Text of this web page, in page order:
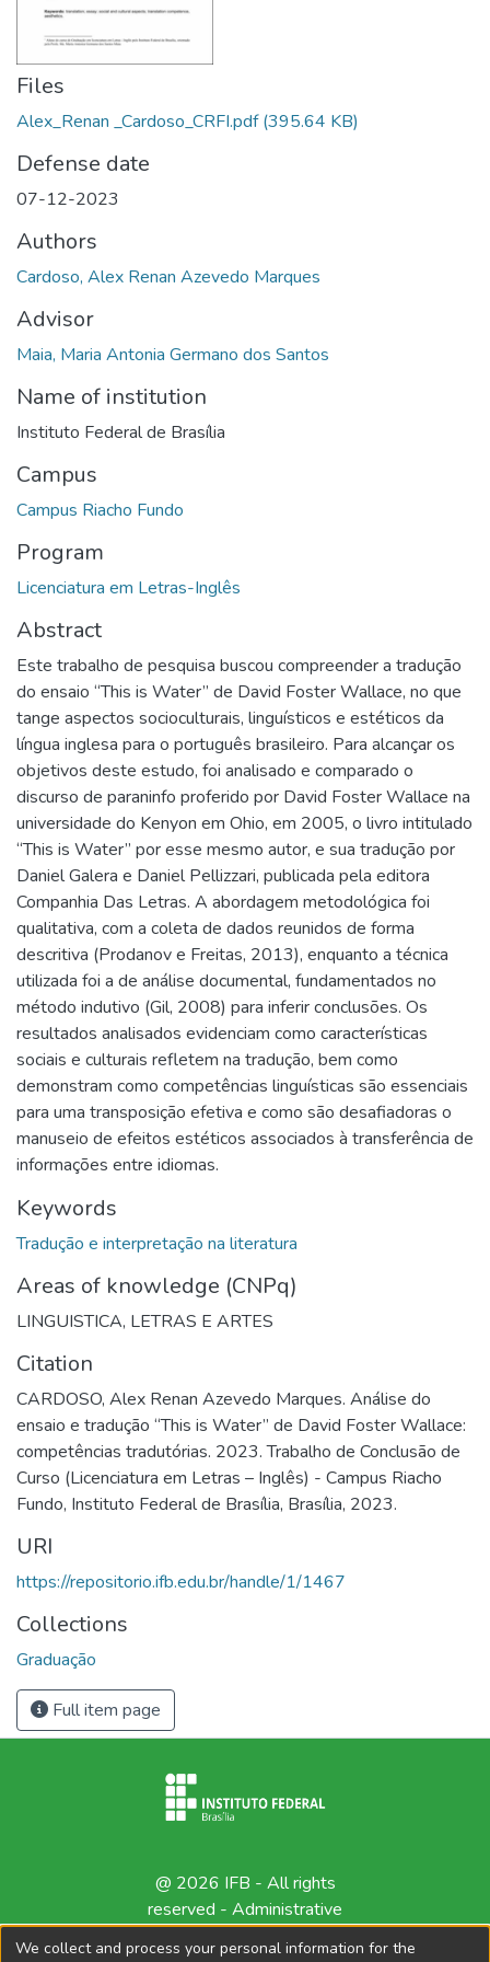
Files
Alex_Renan _Cardoso_CRFI.pdf(395.64 KB)
Defense date
07-12-2023
Authors
Cardoso, Alex Renan Azevedo Marques
Advisor
Maia, Maria Antonia Germano dos Santos
Name of institution
Instituto Federal de Brasília
Campus
Campus Riacho Fundo
Program
Licenciatura em Letras-Inglês
Abstract
Este trabalho de pesquisa buscou compreender a tradução
do ensaio “This is Water” de David Foster Wallace, no que
tange aspectos socioculturais, linguísticos e estéticos da
língua inglesa para o português brasileiro. Para alcançar os
objetivos deste estudo, foi analisado e comparado o
discurso de paraninfo proferido por David Foster Wallace na
universidade do Kenyon em Ohio, em 2005, o livro intitulado
“This is Water” por esse mesmo autor, e sua tradução por
Daniel Galera e Daniel Pellizzari, publicada pela editora
Companhia Das Letras. A abordagem metodológica foi
qualitativa, com a coleta de dados reunidos de forma
descritiva (Prodanov e Freitas, 2013), enquanto a técnica
utilizada foi a de análise documental, fundamentados no
método indutivo (Gil, 2008) para inferir conclusões. Os
resultados analisados evidenciam como características
sociais e culturais refletem na tradução, bem como
demonstram como competências linguísticas são essenciais
para uma transposição efetiva e como são desafiadoras o
manuseio de efeitos estéticos associados à transferência de
informações entre idiomas.
Keywords
Tradução e interpretação na literatura
Areas of knowledge (CNPq)
LINGUISTICA, LETRAS E ARTES
Citation
CARDOSO, Alex Renan Azevedo Marques. Análise do
ensaio e tradução “This is Water” de David Foster Wallace:
competências tradutórias. 2023. Trabalho de Conclusão de
Curso (Licenciatura em Letras – Inglês) - Campus Riacho
Fundo, Instituto Federal de Brasília, Brasília, 2023.
URI
https://repositorio.ifb.edu.br/handle/1/1467
Collections
Graduação
Full item page
@ 2026 IFB - All rights
reserved - Administrative
We collect and process your personal information for the